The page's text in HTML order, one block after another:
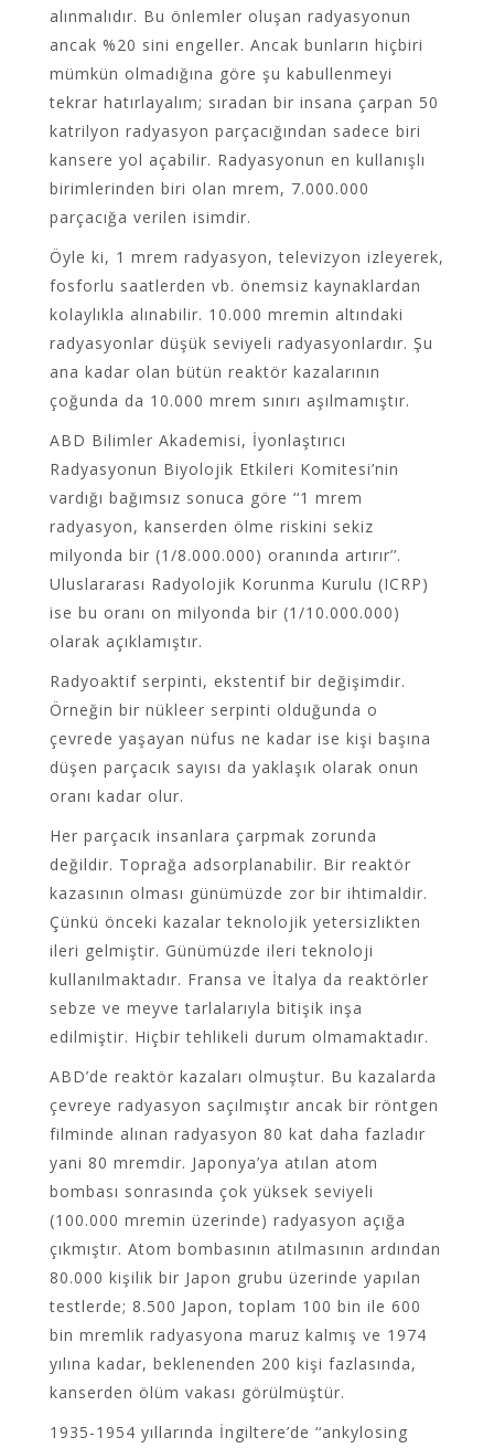
alınmalıdır. Bu önlemler oluşan radyasyonun
ancak %20 sini engeller. Ancak bunların hiçbiri
mümkün olmadığına göre şu kabullenmeyi
tekrar hatırlayalım; sıradan bir insana çarpan 50
katrilyon radyasyon parçacığından sadece biri
kansere yol açabilir. Radyasyonun en kullanışlı
birimlerinden biri olan mrem, 7.000.000
parçacığa verilen isimdir.
Öyle ki, 1 mrem radyasyon, televizyon izleyerek,
fosforlu saatlerden vb. önemsiz kaynaklardan
kolaylıkla alınabilir. 10.000 mremin altındaki
radyasyonlar düşük seviyeli radyasyonlardır. Şu
ana kadar olan bütün reaktör kazalarının
çoğunda da 10.000 mrem sınırı aşılmamıştır.
ABD Bilimler Akademisi, İyonlaştırıcı
Radyasyonun Biyolojik Etkileri Komitesi’nin
vardığı bağımsız sonuca göre ‘‘1 mrem
radyasyon, kanserden ölme riskini sekiz
milyonda bir (1/8.000.000) oranında artırır’’.
Uluslararası Radyolojik Korunma Kurulu (ICRP)
ise bu oranı on milyonda bir (1/10.000.000)
olarak açıklamıştır.
Radyoaktif serpinti, ekstentif bir değişimdir.
Örneğin bir nükleer serpinti olduğunda o
çevrede yaşayan nüfus ne kadar ise kişi başına
düşen parçacık sayısı da yaklaşık olarak onun
oranı kadar olur.
Her parçacık insanlara çarpmak zorunda
değildir. Toprağa adsorplanabilir. Bir reaktör
kazasının olması günümüzde zor bir ihtimaldir.
Çünkü önceki kazalar teknolojik yetersizlikten
ileri gelmiştir. Günümüzde ileri teknoloji
kullanılmaktadır. Fransa ve İtalya da reaktörler
sebze ve meyve tarlalarıyla bitişik inşa
edilmiştir. Hiçbir tehlikeli durum olmamaktadır.
ABD’de reaktör kazaları olmuştur. Bu kazalarda
çevreye radyasyon saçılmıştır ancak bir röntgen
filminde alınan radyasyon 80 kat daha fazladır
yani 80 mremdir. Japonya’ya atılan atom
bombası sonrasında çok yüksek seviyeli
(100.000 mremin üzerinde) radyasyon açığa
çıkmıştır. Atom bombasının atılmasının ardından
80.000 kişilik bir Japon grubu üzerinde yapılan
testlerde; 8.500 Japon, toplam 100 bin ile 600
bin mremlik radyasyona maruz kalmış ve 1974
yılına kadar, beklenenden 200 kişi fazlasında,
kanserden ölüm vakası görülmüştür.
1935-1954 yıllarında İngiltere’de ‘‘ankylosing